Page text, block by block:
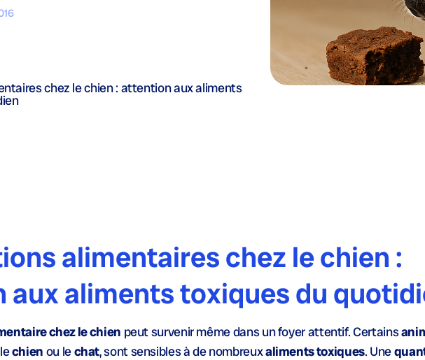
chez le chien : attention aux aliments
alimentaires chez le chien :
aliments toxiques du
chez le chien peut survenir même dans un foyer attentif. Certains
chien ou lechat, sont sensibles à de nombreuxaliments toxiques. Une